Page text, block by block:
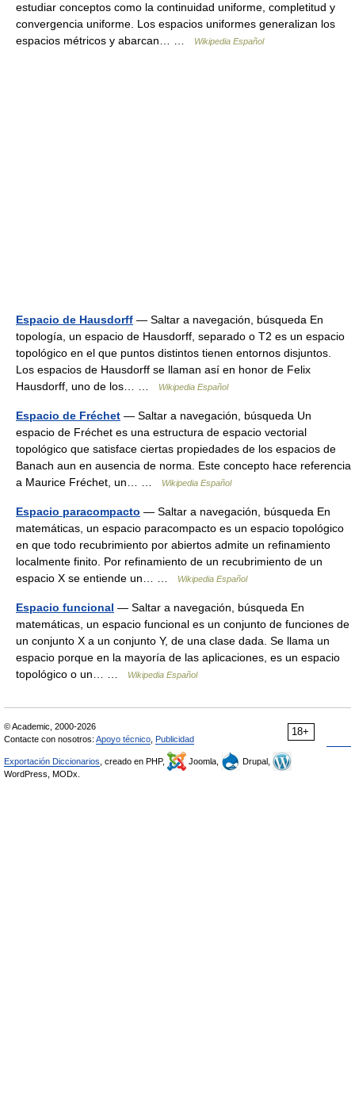
estudiar conceptos como la continuidad uniforme, completitud y
convergencia uniforme. Los espacios uniformes generalizan los
espacios métricos y abarcan… …
Wikipedia Español
Espacio de Hausdorff — Saltar a navegación, búsqueda En
topología, un espacio de Hausdorff, separado o T2 es un espacio
topológico en el que puntos distintos tienen entornos disjuntos.
Los espacios de Hausdorff se llaman así en honor de Felix
Hausdorff, uno de los… …
Wikipedia Español
Espacio de Fréchet — Saltar a navegación, búsqueda Un
espacio de Fréchet es una estructura de espacio vectorial
topológico que satisface ciertas propiedades de los espacios de
Banach aun en ausencia de norma. Este concepto hace referencia
a Maurice Fréchet, un… …
Wikipedia Español
Espacio paracompacto — Saltar a navegación, búsqueda En
matemáticas, un espacio paracompacto es un espacio topológico
en que todo recubrimiento por abiertos admite un refinamiento
localmente finito. Por refinamiento de un recubrimiento de un
espacio X se entiende un… …
Wikipedia Español
Espacio funcional — Saltar a navegación, búsqueda En
matemáticas, un espacio funcional es un conjunto de funciones de
un conjunto X a un conjunto Y, de una clase dada. Se llama un
espacio porque en la mayoría de las aplicaciones, es un espacio
topológico o un… …
Wikipedia Español
18+
© Academic, 2000-2026
Contacte con nosotros: Apoyo técnico Publicidad
Exportación Diccionarios , creado en PHP, Joomla,
Drupal,
WordPress, MODx.